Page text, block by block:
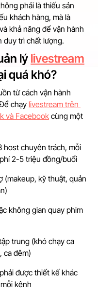
phải là thiếu sản
khách hàng, mà là
khả năng để vận hành
duy trì chất lượng.
lý livestream
quá khó?
từ cách vận hành
chạy livestream trên
và Facebook cùng một
host chuyên trách, mỗi
2-5 triệu đồng/buổi
(makeup, kỹ thuật, quản
không gian quay phim
trung (khó chạy ca
ca đêm)
được thiết kế khác
kênh